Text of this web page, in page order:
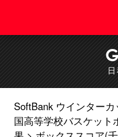
SoftBank ウインター
国高等学校バスケット